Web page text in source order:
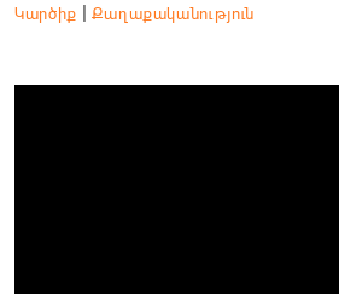
Կարծիք | Քաղաքականություն